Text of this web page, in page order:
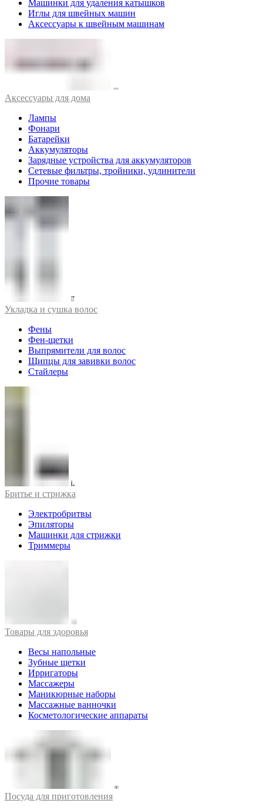
Машинки для удаления катышков
Иглы для швейных машин
Аксессуары к швейным машинам
Аксессуары для дома
Лампы
Фонари
Батарейки
Аккумуляторы
Зарядные устройства для аккумуляторов
Сетевые фильтры, тройники, удлинители
Прочие товары
Укладка и сушка волос
Фены
Фен-щетки
Выпрямители для волос
Щипцы для завивки волос
Стайлеры
Бритье и стрижка
Электробритвы
Эпиляторы
Машинки для стрижки
Триммеры
Товары для здоровья
Весы напольные
Зубные щетки
Ирригаторы
Массажеры
Маникюрные наборы
Массажные ванночки
Косметологические аппараты
Посуда для приготовления